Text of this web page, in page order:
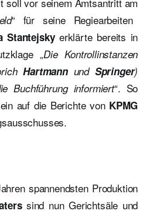
“ für seine Regiearbeiten
Stantejskyerklärte bereits in
„Die Kontrollinstanzen
Hartmannund Springer)
Buchführung informiert“. So
auf die Berichte von KPMG
spannendsten Produktion
sind nun Gerichtsäle und